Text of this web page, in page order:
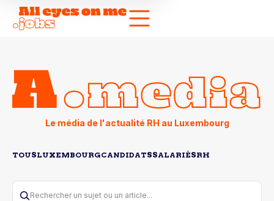
Le média de l'actualité RH au Luxembourg
TOUSLUXEMBOURGCANDIDATSSALARIÉSRH
Rechercher un sujet ou un article...